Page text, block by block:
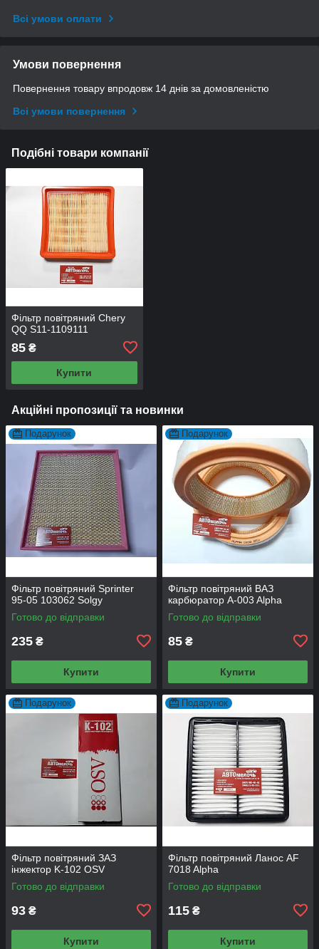
Всі умови оплати
Умови повернення
Повернення товару впродовж 14 днів за домовленістю
Всі умови повернення
Подібні товари компанії
Фільтр повітряний Chery
QQ S11-1109111
85 ₴
Купити
Акційні пропозиції та новинки
Подарунок
Фільтр повітряний Sprinter
95-05 103062 Solgy
Готово до відправки
235 ₴
Купити
Подарунок
Фільтр повітряний ВАЗ
карбюратор A-003 Alpha
Готово до відправки
85 ₴
Купити
Подарунок
Фільтр повітряний ЗАЗ
інжектор K-102 OSV
Готово до відправки
93 ₴
Купити
Подарунок
Фільтр повітряний Ланос AF
7018 Alpha
Готово до відправки
115 ₴
Купити